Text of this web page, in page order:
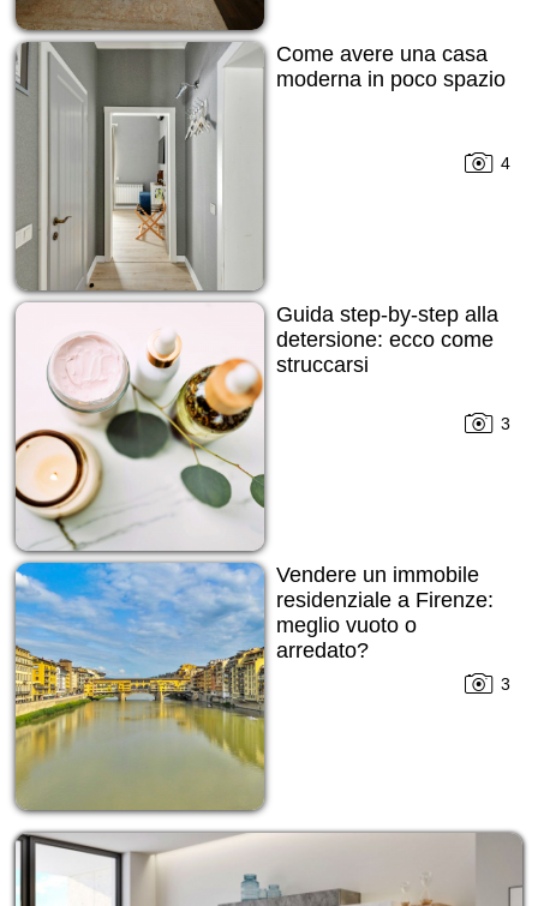
Come avere una casa
moderna in poco spazio
4
Guida step-by-step alla
detersione: ecco come
struccarsi
3
Vendere un immobile
residenziale a Firenze:
meglio vuoto o
arredato?
3